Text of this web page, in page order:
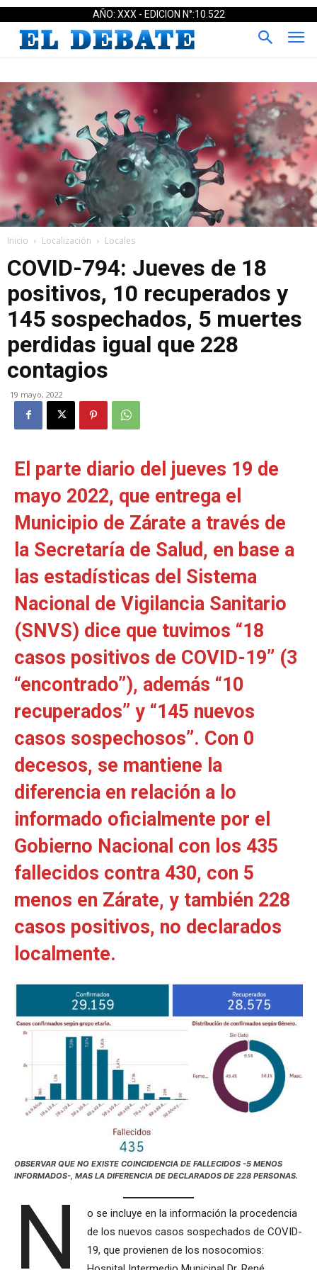
AÑO: XXX - EDICION N°:10.522
Inicio Localización Locales
COVID-794: Jueves de 18
positivos, 10 recuperados y
145 sospechados, 5 muertes
perdidas igual que 228
contagios
19 mayo, 2022
El parte diario del jueves 19 de
mayo 2022, que entrega el
Municipio de Zárate a través de
la Secretaría de Salud, en base a
las estadísticas del Sistema
Nacional de Vigilancia Sanitario
(SNVS) dice que tuvimos “18
casos positivos de COVID-19” (3
“encontrado”), además “10
recuperados” y “145 nuevos
casos sospechosos”. Con 0
decesos, se mantiene la
diferencia en relación a lo
informado oficialmente por el
Gobierno Nacional con los 435
fallecidos contra 430, con 5
menos en Zárate, y también 228
casos positivos, no declarados
localmente.
OBSERVAR QUE NO EXISTE COINCIDENCIA DE FALLECIDOS -5 MENOS
INFORMADOS-, MAS LA DIFERENCIA DE DECLARADOS DE 228 PERSONAS.
N
o se incluye en la información la procedencia
de los nuevos casos sospechados de COVID-
19, que provienen de los nosocomios: